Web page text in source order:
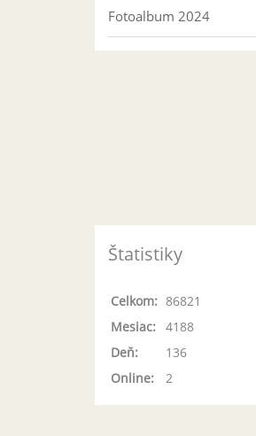
Fotoalbum 2024
Štatistiky
Online: 2
Celkom: 86821
Mesiac: 4188
Deň:
136